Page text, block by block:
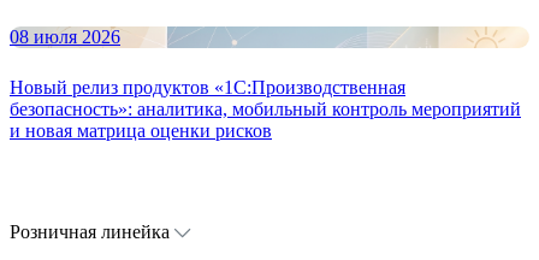
08 июля 2026
Новый релиз продуктов «1С:Производственная
безопасность»: аналитика, мобильный контроль мероприятий
и новая матрица оценки рисков
Розничная линейка